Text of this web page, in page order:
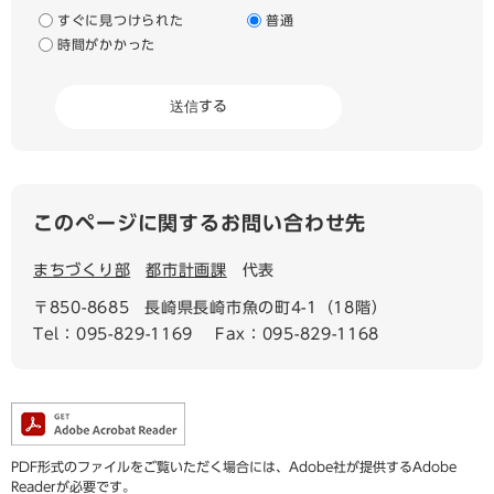
すぐに見つけられた
普通
時間がかかった
このページに関するお問い合わせ先
まちづくり部 都市計画課 代表
〒850-8685
長崎県長崎市魚の町4-1（18階）
Tel：095-829-1169
Fax：095-829-1168
PDF形式のファイルをご覧いただく場合には、Adobe社が提供するAdobe
Readerが必要です。